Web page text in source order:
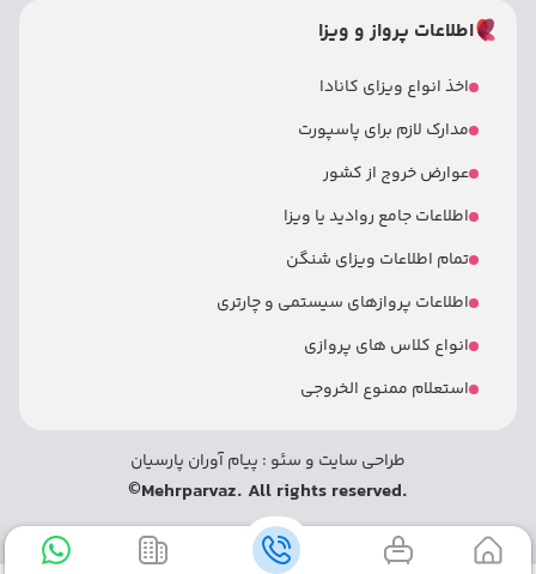
اطلاعات پرواز و ویزا
اخذ انواع ویزای کانادا
مدارک لازم برای پاسپورت
عوارض خروج از کشور
اطلاعات جامع روادید یا ویزا
تمام اطلاعات ویزای شنگن
اطلاعات پروازهای سیستمی و چارتری
انواع کلاس های پروازی
استعلام ممنوع الخروجی
طراحی سایت و سئو : پیام آوران پارسیان
© .Mehrparvaz. All rights reserved